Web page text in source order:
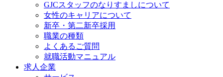
GJCスタッフのなりすましについて
女性のキャリアについて
新卒・第二新卒採用
職業の種類
よくあるご質問
就職活動マニュアル
求人企業